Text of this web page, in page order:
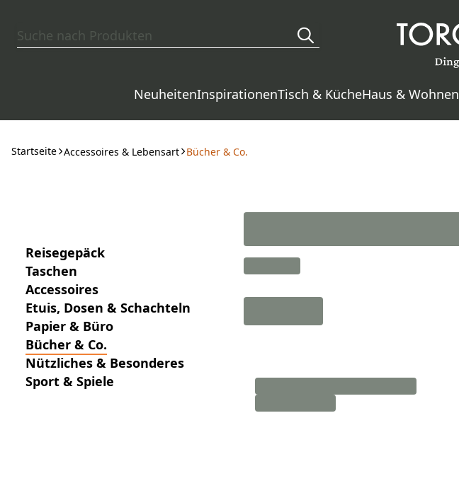
NeuheitenInspirationenTisch & KücheHaus & Wohnen
Startseite Accessoires & Lebensart Bücher & Co.
Reisegepäck
Taschen
Accessoires
Etuis, Dosen & Schachteln
Papier & Büro
Bücher & Co.
Nützliches & Besonderes
Sport & Spiele